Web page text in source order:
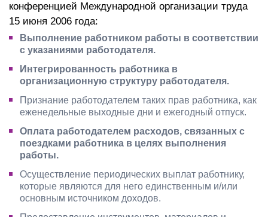
конференцией Международной организации труда
15 июня 2006 года:
Выполнение работником работы в соответствии
с указаниями работодателя.
Интегрированность работника в
организационную структуру работодателя.
Признание работодателем таких прав работника, как
еженедельные выходные дни и ежегодный отпуск.
Оплата работодателем расходов, связанных с
поездками работника в целях выполнения
работы.
Осуществление периодических выплат работнику,
которые являются для него единственным и/или
основным источником доходов.